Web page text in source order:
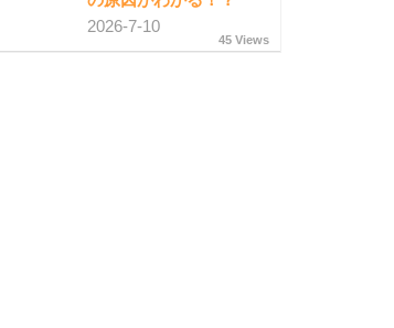
2026-7-10
45 Views